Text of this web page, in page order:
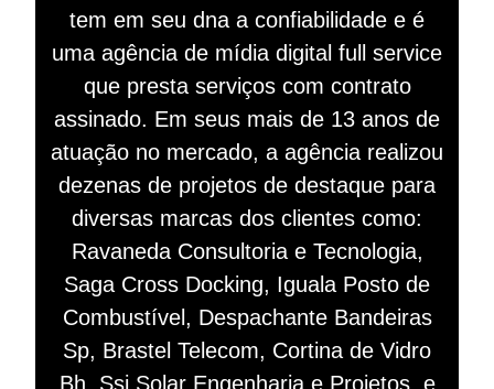
tem em seu dna a confiabilidade e é
uma agência de mídia digital full service
que presta serviços com contrato
assinado. Em seus mais de 13 anos de
atuação no mercado, a agência realizou
dezenas de projetos de destaque para
diversas marcas dos clientes como:
Ravaneda Consultoria e Tecnologia,
Saga Cross Docking, Iguala Posto de
Combustível, Despachante Bandeiras
Sp, Brastel Telecom, Cortina de Vidro
Bh, Ssj Solar Engenharia e Projetos, e